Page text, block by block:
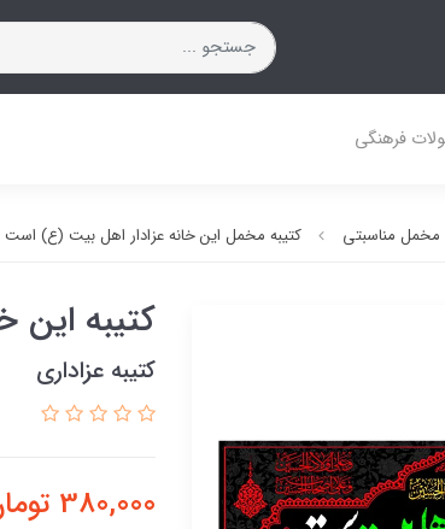
فرهنگی
مخمل مناسبتی کتیبه مخمل این خانه عزادار اهل بیت (ع) است
کتیبه این
کتیبه عزاداری
380,000